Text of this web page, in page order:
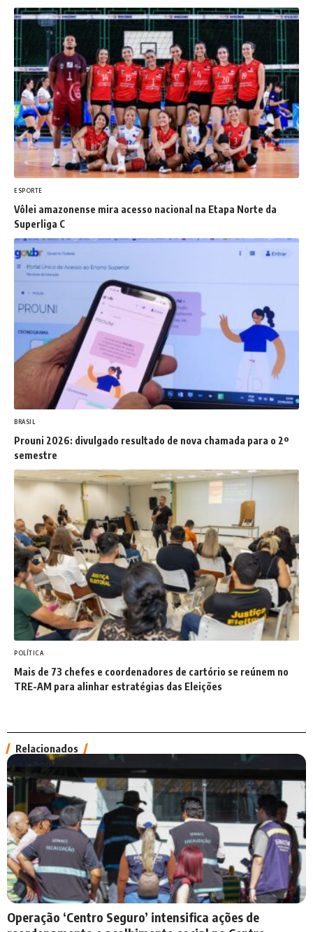
ESPORTE
Vôlei amazonense mira acesso nacional na Etapa Norte da
Superliga C
BRASIL
Prouni 2026: divulgado resultado de nova chamada para o 2º
semestre
POLÍTICA
Mais de 73 chefes e coordenadores de cartório se reúnem no
TRE-AM para alinhar estratégias das Eleições
Relacionados
Operação ‘Centro Seguro’ intensifica ações de